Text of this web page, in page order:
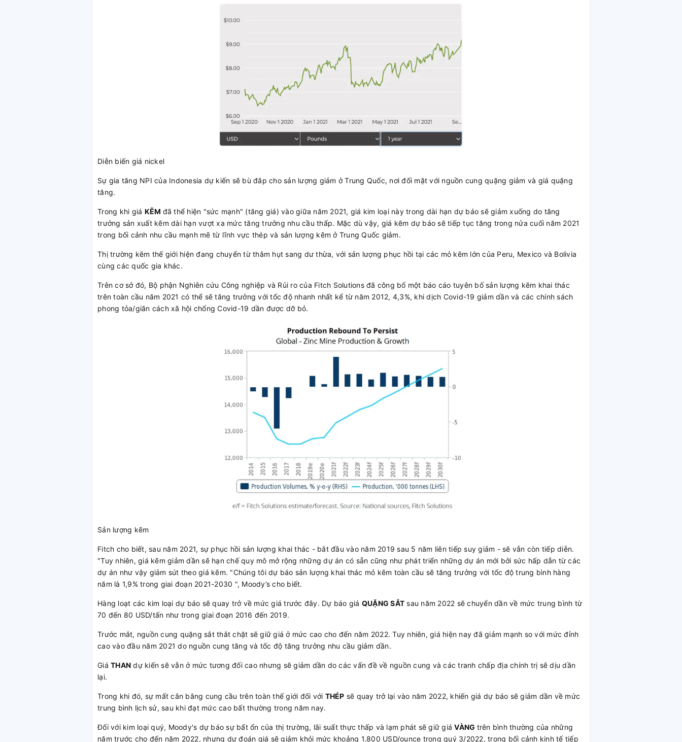
Diễn biến giá nickel
Sự gia tăng NPI của Indonesia dự kiến ​​sẽ bù đắp cho sản lượng giảm ở Trung Quốc, nơi đối mặt với nguồn cung quặng giảm và giá quặng
tăng.
Trong khi giá KẼM đã thể hiện "sức mạnh" (tăng giá) vào giữa năm 2021, giá kim loại này trong dài hạn dự báo sẽ giảm xuống do tăng
trưởng sản xuất kẽm dài hạn vượt xa mức tăng trưởng nhu cầu thấp. Mặc dù vậy, giá kẽm dự báo sẽ tiếp tục tăng trong nửa cuối năm 2021
trong bối cảnh nhu cầu mạnh mẽ từ lĩnh vực thép và sản lượng kẽm ở Trung Quốc giảm.
Thị trường kẽm thế giới hiện đang chuyển từ thâm hụt sang dư thừa, với sản lượng phục hồi tại các mỏ kẽm lớn của Peru, Mexico và Bolivia
cùng các quốc gia khác.
Trên cơ sở đó, Bộ phận Nghiên cứu Công nghiệp và Rủi ro của Fitch Solutions đã công bố một báo cáo tuyên bố sản lượng kẽm khai thác
trên toàn cầu năm 2021 có thể sẽ tăng trưởng với tốc độ nhanh nhất kể từ năm 2012, 4,3%, khi dịch Covid-19 giảm dần và các chính sách
phong tỏa/giãn cách xã hội chống Covid-19 dần được dỡ bỏ.
Sản lượng kẽm
Fitch cho biết, sau năm 2021, sự phục hồi sản lượng khai thác - bắt đầu vào năm 2019 sau 5 năm liên tiếp suy giảm - sẽ vẫn còn tiếp diễn.
"Tuy nhiên, giá kẽm giảm dần sẽ hạn chế quy mô mở rộng những dự án có sẵn cũng như phát triển những dự án mới bởi sức hấp dẫn từ các
dự án như vậy giảm sút theo giá kẽm. "Chúng tôi dự báo sản lượng khai thác mỏ kẽm toàn cầu sẽ tăng trưởng với tốc độ trung bình hàng
năm là 1,9% trong giai đoạn 2021-2030 ", Moody’s cho biết.
Hàng loạt các kim loại dự báo sẽ quay trở về mức giá trước đây. Dự báo giá QUẶNG SẮT sau năm 2022 sẽ chuyển dần về mức trung bình từ
70 đến 80 USD/tấn như trong giai đoạn 2016 đến 2019.
Trước mắt, nguồn cung quặng sắt thắt chặt sẽ giữ giá ở mức cao cho đến năm 2022. Tuy nhiên, giá hiện nay đã giảm mạnh so với mức đỉnh
cao vào đầu năm 2021 do nguồn cung tăng và tốc độ tăng trưởng nhu cầu giảm dần.
Giá THAN dự kiến ​​sẽ vẫn ở mức tương đối cao nhưng sẽ giảm dần do các vấn đề về nguồn cung và các tranh chấp địa chính trị sẽ dịu dần
lại.
Trong khi đó, sự mất cân bằng cung cầu trên toàn thế giới đối với THÉP sẽ quay trở lại vào năm 2022, khiến giá dự báo sẽ giảm dần về mức
trung bình lịch sử, sau khi đạt mức cao bất thường trong năm nay.
Đối với kim loại quý, Moody's dự báo sự bất ổn của thị trường, lãi suất thực thấp và lạm phát sẽ giữ giáVÀNG trên bình thường của những
năm trước cho đến năm 2022, nhưng dự đoán giá sẽ giảm khỏi mức khoảng 1.800 USD/ounce trong quý 3/2022, trong bối cảnh kinh tế tiếp